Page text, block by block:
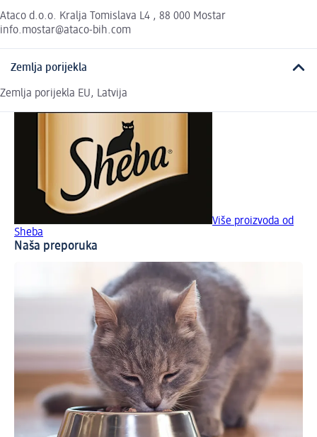
Ataco d.o.o. Kralja Tomislava L4 , 88 000 Mostar
info.mostar@ataco-bih.com
Zemlja porijekla
Zemlja porijekla EU, Latvija
Više proizvoda od
Sheba
Naša preporuka